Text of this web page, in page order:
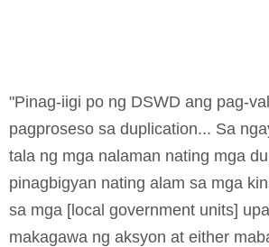
"Pinag-iigi po ng DSWD ang pag-
pagproseso sa duplication... Sa
tala ng mga nalaman nating mga
pinagbigyan nating alam sa mga
sa mga [local government units]
makagawa ng aksyon at either